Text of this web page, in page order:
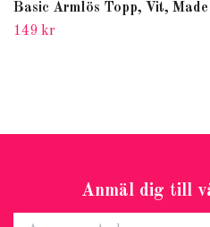
Basic Ärmlös Topp, Vit,
149 kr
Anmäl dig till